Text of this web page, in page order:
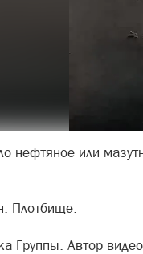
нефтяное или
Плотбище.
Группы. Автор